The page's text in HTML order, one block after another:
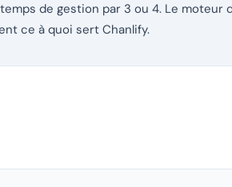
de gestion par 3 ou 4. Le moteur
ce à quoi sert Chanlify.